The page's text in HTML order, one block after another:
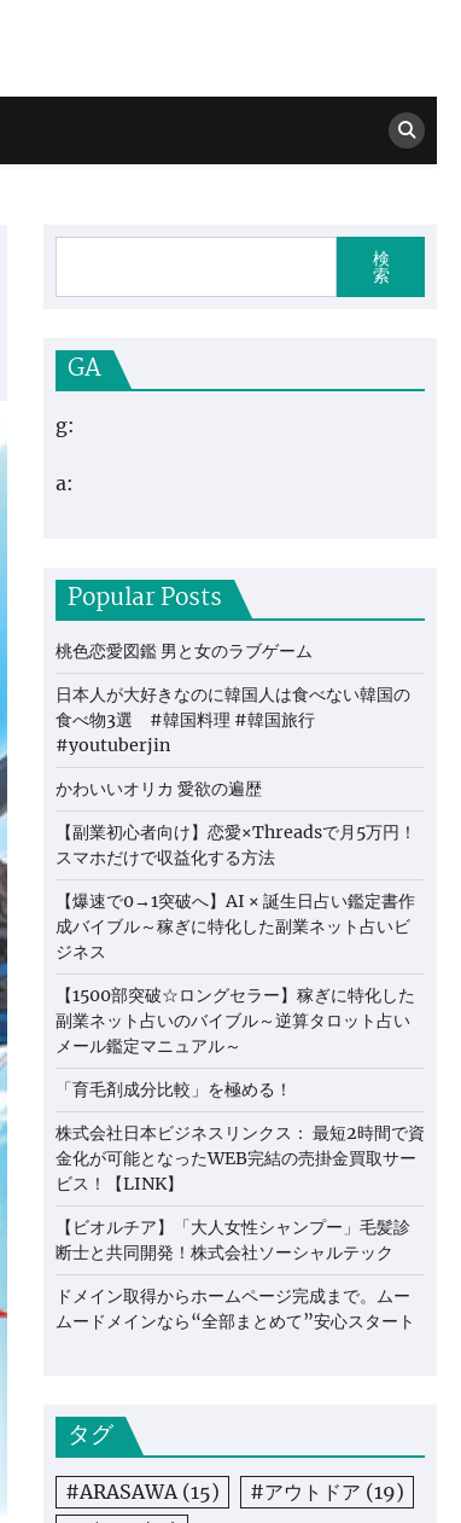
検
索
GA
g:
a:
Popular Posts
桃色恋愛図鑑 男と女のラブゲーム
日本人が大好きなのに韓国人は食べない韓国の
食べ物3選 #韓国料理 #韓国旅行
#youtuberjin
かわいいオリカ 愛欲の遍歴
【副業初心者向け】恋愛×Threadsで月5万円！
スマホだけで収益化する方法
【爆速で0→1突破へ】AI × 誕生日占い鑑定書作
成バイブル～稼ぎに特化した副業ネット占いビ
ジネス
【1500部突破☆ロングセラー】稼ぎに特化した
副業ネット占いのバイブル～逆算タロット占い
メール鑑定マニュアル～
「育毛剤成分比較」を極める！
株式会社日本ビジネスリンクス： 最短2時間で資
金化が可能となったWEB完結の売掛金買取サー
ビス！【LINK】
【ビオルチア】「大人女性シャンプー」毛髪診
断士と共同開発！株式会社ソーシャルテック
ドメイン取得からホームページ完成まで。ムー
ムードメインなら“全部まとめて”安心スタート
タグ
#ARASAWA(15) #アウトドア (19)